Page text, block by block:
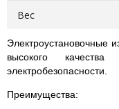
Вес
Электроустановочные
высокого
электробезопасности.
Преимущества: